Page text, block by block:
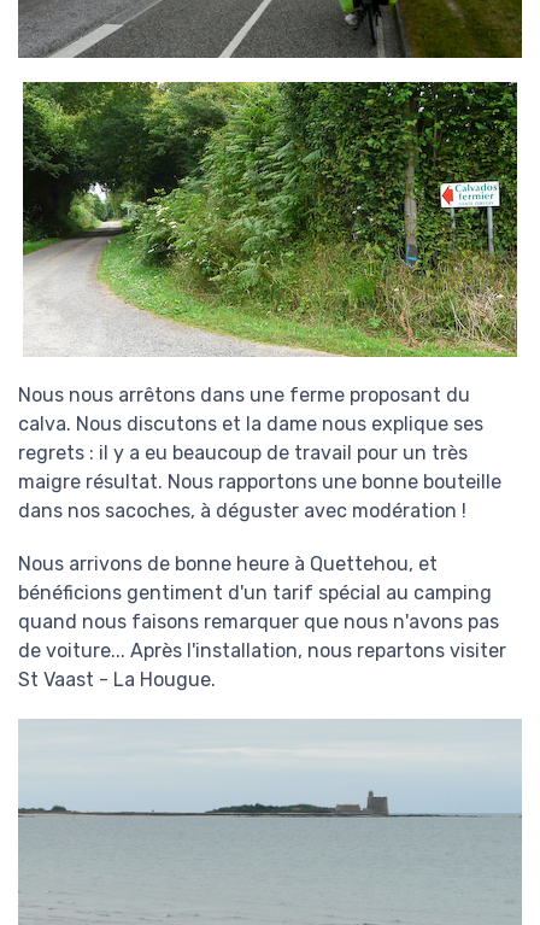
Nous nous arrêtons dans une ferme proposant du
calva. Nous discutons et la dame nous explique ses
regrets : il y a eu beaucoup de travail pour un très
maigre résultat. Nous rapportons une bonne bouteille
dans nos sacoches, à déguster avec modération !
Nous arrivons de bonne heure à Quettehou, et
bénéficions gentiment d'un tarif spécial au camping
quand nous faisons remarquer que nous n'avons pas
de voiture... Après l'installation, nous repartons visiter
St Vaast - La Hougue.